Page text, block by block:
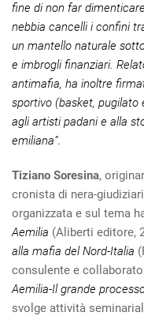
fine di non far
nebbia cancelli i confini
un mantello naturale
e imbrogli finanziari.
antimafia, ha inoltre
sportivo (basket,
agli artisti padani e alla
emiliana”.
Tiziano Soresina,
cronista di nera-
organizzata e sul tema
Aemilia (Aliberti editore,
alla mafia del Nord-Italia
consulente e
Aemilia-Il grande
svolge attività